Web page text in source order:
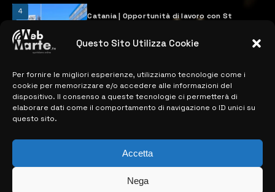
Questo Sito Utilizza Cookie
Per fornire le migliori esperienze, utilizziamo tecnologie come i
cookie per memorizzare e/o accedere alle informazioni del
dispositivo. Il consenso a queste tecnologie ci permetterà di
elaborare dati come il comportamento di navigazione o ID unici su
questo sito.
Accetta
Nega
4
Catania | Opportunità di lavoro con St
28 MARZO 2024
MAPPA DEL SITO
> NOTIZIE
> CONTATTI